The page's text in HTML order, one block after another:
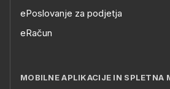
ePoslovanje za podjetja
eRačun
MOBILNE APLIKACIJE IN SPLETNA